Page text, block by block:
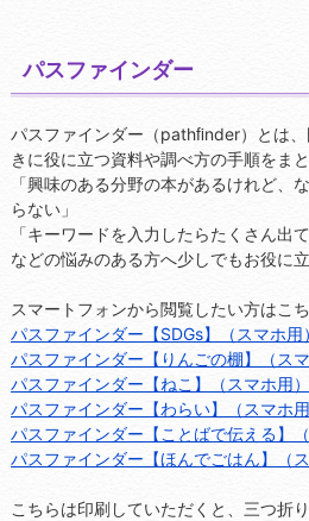
パスファインダー
パスファインダー（pathﬁnder）とは
きに役に立つ資料や調べ方の手順をま
「興味のある分野の本があるけれど、
らない」
「キーワードを入力したらたくさん出て
などの悩みのある方へ少しでもお役に
スマートフォンから閲覧したい方はこ
パスファインダー【SDGs】（スマホ用）
パスファインダー【りんごの棚】（スマ
パスファインダー【ねこ】（スマホ用）
パスファインダー【わらい】（スマホ用
パスファインダー【ことばで伝える】（
パスファインダー【ほんでごはん】（ス
こちらは印刷していただくと、三つ折